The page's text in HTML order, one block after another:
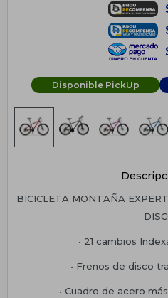
Disponible PickUp
BICICLETA MONTAÑA
• 21 cambios
• Frenos de disco
• Cuadro de acero